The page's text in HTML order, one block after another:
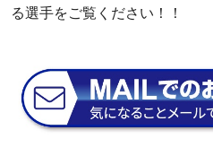
る選手をご覧ください！！